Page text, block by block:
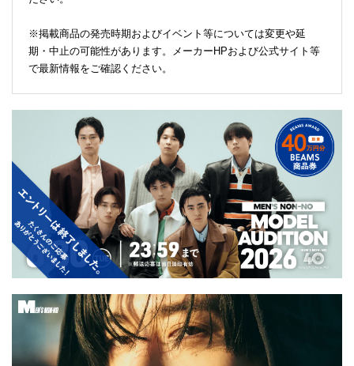
※掲載商品の発売時期およびイベント等については変更や延
期・中止の可能性があります。メーカーHPおよび公式サイト等
で最新情報をご確認ください。